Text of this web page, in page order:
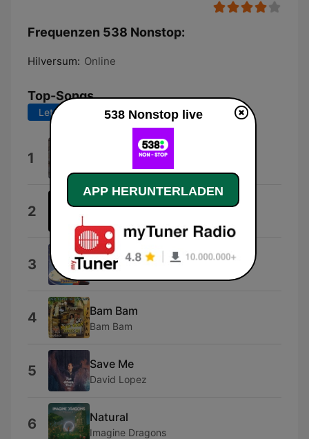
Frequenzen 538 Nonstop:
Hilversum: Online
Top-Songs
Letzte 7 Tage Letzte 30 Tage
1 Niall Horan
2 Kingdom of Fear
3 Dai Dai Dai
Robertino
4 Bam Bam
Bam Bam
5 Save Me
David Lopez
6 Natural
Imagine Dragons
538 Nonstop live
APP HERUNTERLADEN